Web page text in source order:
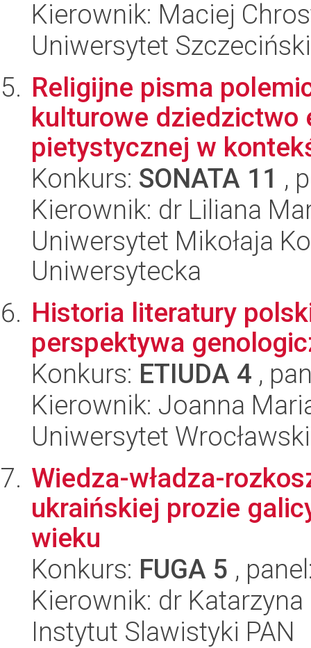
Kierownik: Maciej
Uniwersytet
Religijne pisma
kulturowe dziedzictwo
pietystycznej w
Konkurs: SONATA 11 ,
Kierownik: dr Liliana
Uniwersytet Mikołaja
Uniwersytecka
Historia literatury
perspektywa
Konkurs: ETIUDA 4 ,
Kierownik: Joanna
Uniwersytet
Wiedza-władza-
ukraińskiej prozie
wieku
Konkurs: FUGA 5 ,
Kierownik: dr
Instytut Slawistyki PAN